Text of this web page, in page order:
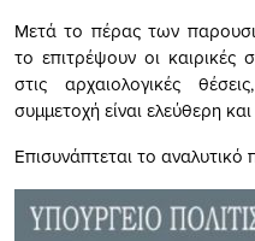
Μετά το πέρας των
το επιτρέψουν οι καιρικές
στις αρχαιολογικές
συμμετοχή είναι ελεύθερη
Επισυνάπτεται το